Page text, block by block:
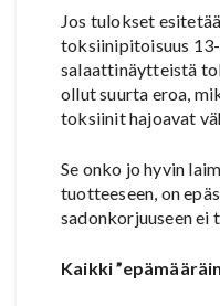
Jos tulokset
toksiinipitoisuus
salaattinäytteistä
ollut suurta eroa,
toksiinit hajoavat
Se onko jo hyvin
tuotteeseen, on
sadonkorjuuseen
Kaikki